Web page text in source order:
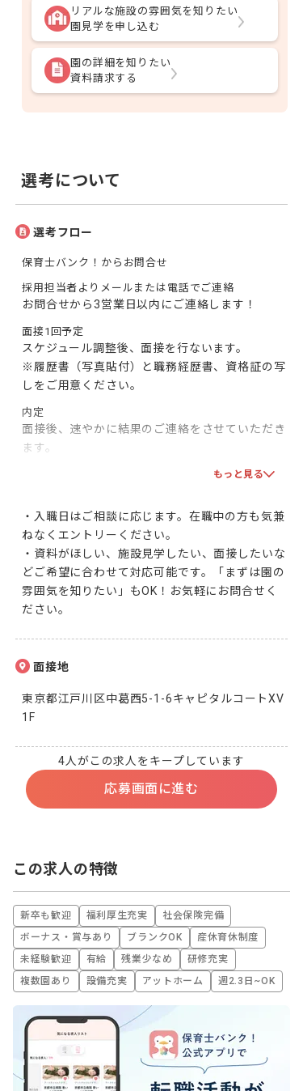
リアルな施設の雰囲気を知りたい
園見学を申し込む
園の詳細を知りたい
資料請求する
選考について
選考フロー
保育士バンク！からお問合せ
採用担当者よりメールまたは電話でご連絡
お問合せから3営業日以内にご連絡します！
面接1回予定
スケジュール調整後、面接を行ないます。
※履歴書（写真貼付）と職務経歴書、資格証の写
しをご用意ください。
内定
面接後、速やかに結果のご連絡をさせていただき
ます。
もっと見る
・入職日はご相談に応じます。在職中の方も気兼
ねなくエントリーください。
・資料がほしい、施設見学したい、面接したいな
どご希望に合わせて対応可能です。「まずは園の
雰囲気を知りたい」もOK！お気軽にお問合せく
ださい。
面接地
東京都江戸川区中葛西5-1-6キャピタルコートXV
1F
4人がこの求人をキープしています
応募画面に進む
この求人の特徴
新卒も歓迎 福利厚生充実
社会保険完備
ボーナス・賞与あり
ブランクOK
産休育休制度
未経験歓迎
有給 残業少なめ
研修充実
複数園あり
設備充実 アットホーム 週2.3日~OK